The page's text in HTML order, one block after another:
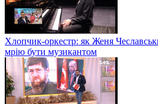
Хлопчик-оркестр: як Женя
мрію бути музикантом